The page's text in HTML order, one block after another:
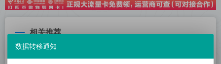
相关推荐
数据转移通知